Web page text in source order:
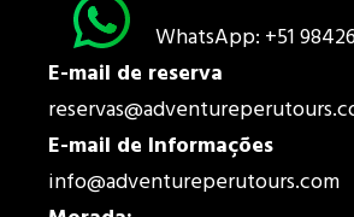
WhatsApp: +51
E-mail de reserva
E-mail de Informações
info@adventureperutours.com